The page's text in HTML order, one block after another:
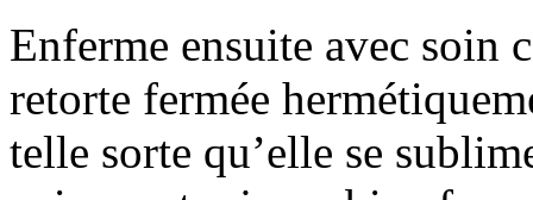
Enferme ensuite avec soin
retorte fermée
telle sorte qu’elle se